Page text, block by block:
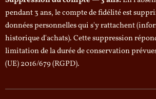
pendant 3 ans, le compte de fidélité est
données personnelles qui s'y rattachent
historique d'achats). Cette suppression
limitation de la durée de conservation
(UE) 2016/679 (RGPD).